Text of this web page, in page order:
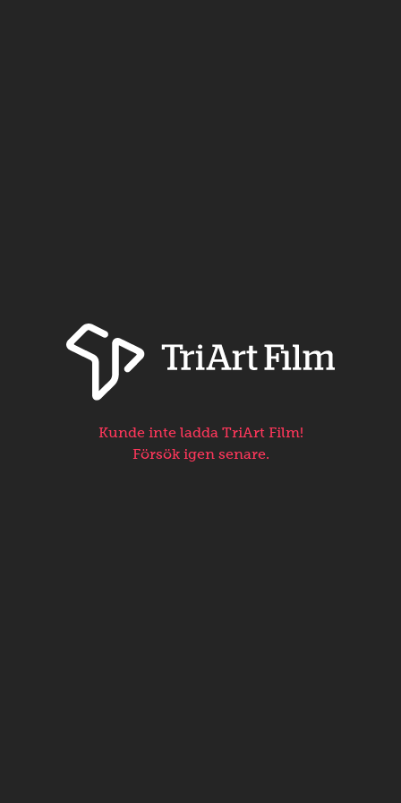
Kunde inte ladda TriArt Film!
Försök igen senare.